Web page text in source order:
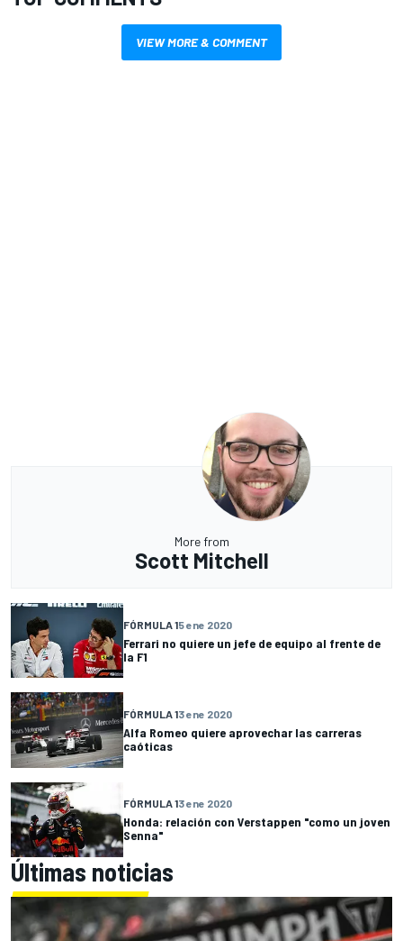
VIEW MORE & COMMENT
More from
Scott Mitchell
FÓRMULA 15 ene 2020
Ferrari no quiere un jefe de equipo al frente de
la F1
FÓRMULA 13 ene 2020
Alfa Romeo quiere aprovechar las carreras
caóticas
FÓRMULA 13 ene 2020
Honda: relación con Verstappen "como un joven
Senna"
Últimas noticias